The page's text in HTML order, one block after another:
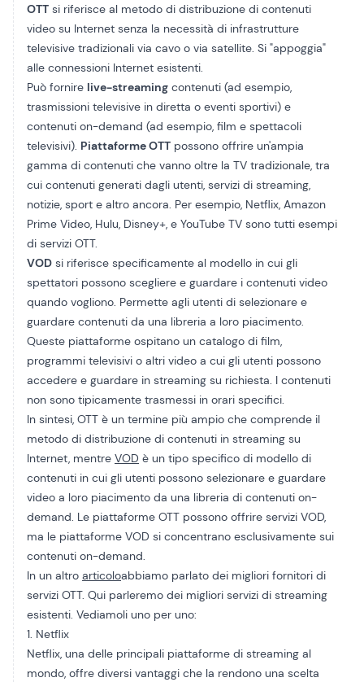
OTT si riferisce al metodo di distribuzione di contenuti
video su Internet senza la necessità di infrastrutture
televisive tradizionali via cavo o via satellite. Si "appoggia"
alle connessioni Internet esistenti.
Può fornire live-streaming contenuti (ad esempio,
trasmissioni televisive in diretta o eventi sportivi) e
contenuti on-demand (ad esempio, film e spettacoli
televisivi). Piattaforme OTT possono offrire un'ampia
gamma di contenuti che vanno oltre la TV tradizionale, tra
cui contenuti generati dagli utenti, servizi di streaming,
notizie, sport e altro ancora. Per esempio, Netflix, Amazon
Prime Video, Hulu, Disney+, e YouTube TV sono tutti esempi
di servizi OTT.
VOD si riferisce specificamente al modello in cui gli
spettatori possono scegliere e guardare i contenuti video
quando vogliono. Permette agli utenti di selezionare e
guardare contenuti da una libreria a loro piacimento.
Queste piattaforme ospitano un catalogo di film,
programmi televisivi o altri video a cui gli utenti possono
accedere e guardare in streaming su richiesta. I contenuti
non sono tipicamente trasmessi in orari specifici.
In sintesi, OTT è un termine più ampio che comprende il
metodo di distribuzione di contenuti in streaming su
Internet, mentre VOD è un tipo specifico di modello di
contenuti in cui gli utenti possono selezionare e guardare
video a loro piacimento da una libreria di contenuti on-
demand. Le piattaforme OTT possono offrire servizi VOD,
ma le piattaforme VOD si concentrano esclusivamente sui
contenuti on-demand.
In un altro articoloabbiamo parlato dei migliori fornitori di
servizi OTT. Qui parleremo dei migliori servizi di streaming
esistenti. Vediamoli uno per uno:
1. Netflix
Netflix, una delle principali piattaforme di streaming al
mondo, offre diversi vantaggi che la rendono una scelta